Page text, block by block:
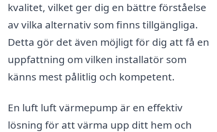
kvalitet, vilket ger dig en bättre förståelse
av vilka alternativ som finns tillgängliga.
Detta gör det även möjligt för dig att få en
uppfattning om vilken installatör som
känns mest pålitlig och kompetent.
En luft luft värmepump är en effektiv
lösning för att värma upp ditt hem och